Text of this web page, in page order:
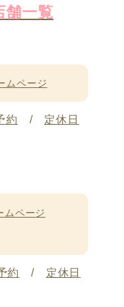
一覧
ムページ
約 / 定休日
ムページ
約 / 定休日